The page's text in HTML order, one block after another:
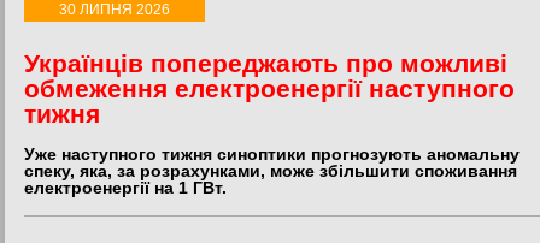
30 ЛИПНЯ 2026
Українців попереджають про можливі
обмеження електроенергії наступного
тижня
Уже наступного тижня синоптики прогнозують аномальну
спеку, яка, за розрахунками, може збільшити споживання
електроенергії на 1 ГВт.